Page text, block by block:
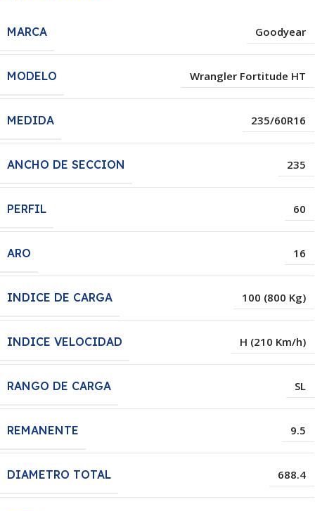
MARCA Goodyear
MODELO Wrangler Fortitude HT
MEDIDA 235/60R16
ANCHO DE SECCION 235
PERFIL 60
ARO 16
INDICE DE CARGA 100 (800 Kg)
INDICE VELOCIDAD H (210 Km/h)
RANGO DE CARGA SL
REMANENTE 9.5
DIAMETRO TOTAL 688.4